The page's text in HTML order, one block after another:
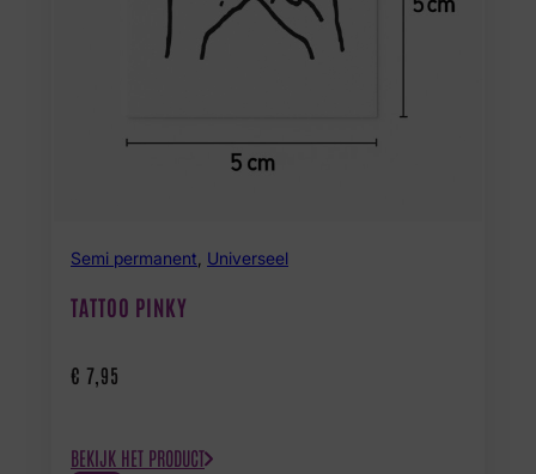
Semi permanent Universeel
TATTOO PINKY
€ 7,95
BEKIJK HET PRODUCT